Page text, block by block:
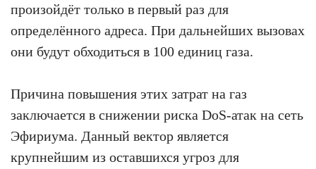
произойдёт только в первый раз для
определённого адреса. При дальнейших вызовах
они будут обходиться в 100 единиц газа.
Причина повышения этих затрат на газ
заключается в снижении риска DoS-атак на сеть
Эфириума. Данный вектор является
крупнейшим из оставшихся угроз для